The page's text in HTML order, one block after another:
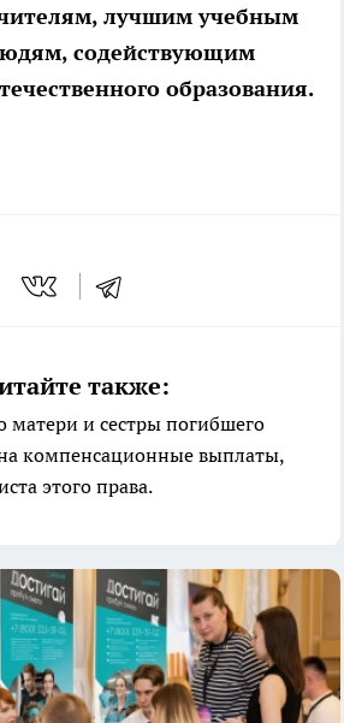
лучшим учебным
содействующим
образования.
также:
матери и сестры погибшего
компенсационные выплаты,
этого права.